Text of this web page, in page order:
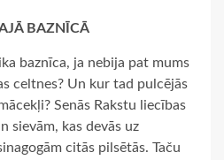
BAZNĪCĀ
baznīca, ja nebija pat mums
celtnes? Un kur tad pulcējās
Senās Rakstu liecības
sievām, kas devās uz
citās pilsētās. Taču